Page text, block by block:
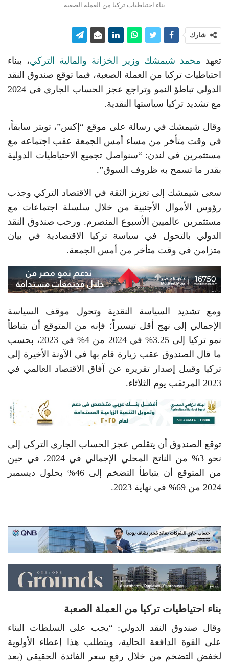
بناء احتياطيات تركيا من العملة الصعبة
شارك
تعهد محمد شيمشك وزير الخزانة والمالية التركي، ببناء
احتياطيات تركيا من العملة الصعبة، فيما توقع صندوق النقد
الدولي تباطؤ النمو وتراجع عجز الحساب الجاري في 2024
مع تشديد تركيا سياستها النقدية.
وقال شيمشك في رسالة على موقع “إكس”، تويتر سابقاً،
في وقت متأخر من مساء أمس الجمعة عقب اجتماعه مع
مستثمرين في لندن: “سنواصل تجميع الاحتياطيات الدولية
بقدر ما تسمح به ظروف السوق”.
سعى شيمشك إلى تعزيز الثقة في الاقتصاد التركي وجذب
رؤوس الأموال الأجنبية من خلال سلسلة اجتماعات مع
مستثمرين عالميين الأسبوع المنصرم. ورحب صندوق النقد
الدولي بالتحول في سياسة تركيا الاقتصادية في بيان
متزامن في وقت متأخر من أمس الجمعة.
ومع تشديد السياسة النقدية وتحول موقف السياسة
الإجمالي إلى نهج أقل تيسيراً؛ فإنه من المتوقع أن يتباطأ
نمو تركيا إلى 3.25% في 2024 من 4% في 2023، بحسب
ما قال الصندوق عقب زيارة قام بها في الآونة الأخيرة إلى
تركيا وقبيل إصدار تقريره عن آفاق الاقتصاد العالمي في
2023 المرتقب يوم الثلاثاء.
توقع الصندوق أن يتقلص عجز الحساب الجاري التركي إلى
نحو 3% من الناتج المحلي الإجمالي في 2024، في حين
من المتوقع أن يتباطأ التضخم إلى 46% بحلول ديسمبر
2024 من 69% في نهاية 2023.
بناء احتياطيات تركيا من العملة الصعبة
وقال صندوق النقد الدولي: “يجب على السلطات البناء
على القوة الدافعة الحالية، ويتطلب هذا إعطاء الأولوية
لخفض التضخم من خلال رفع سعر الفائدة الحقيقي (بعد